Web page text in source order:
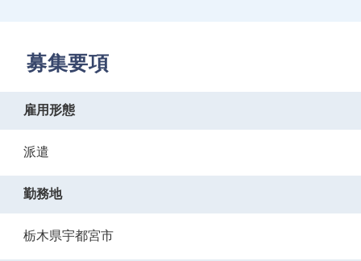
募集要項
雇用形態
派遣
勤務地
栃木県宇都宮市